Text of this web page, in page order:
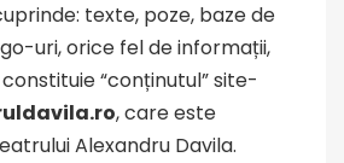
texte, poze, baze de
uri, orice fel de informații,
“conținutul” site-
, care este
Alexandru Davila.